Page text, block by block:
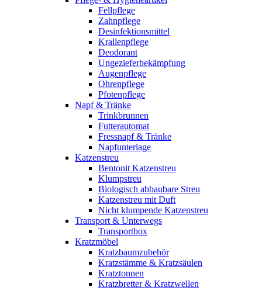
Fellpflege
Zahnpflege
Desinfektionsmittel
Krallenpflege
Deodorant
Ungezieferbekämpfung
Augenpflege
Ohrenpflege
Pfotenpflege
Napf & Tränke
Trinkbrunnen
Futterautomat
Fressnapf & Tränke
Napfunterlage
Katzenstreu
Bentonit Katzenstreu
Klumpstreu
Biologisch abbaubare Streu
Katzenstreu mit Duft
Nicht klumpende Katzenstreu
Transport & Unterwegs
Transportbox
Kratzmöbel
Kratzbaumzubehör
Kratzstämme & Kratzsäulen
Kratztonnen
Kratzbretter & Kratzwellen